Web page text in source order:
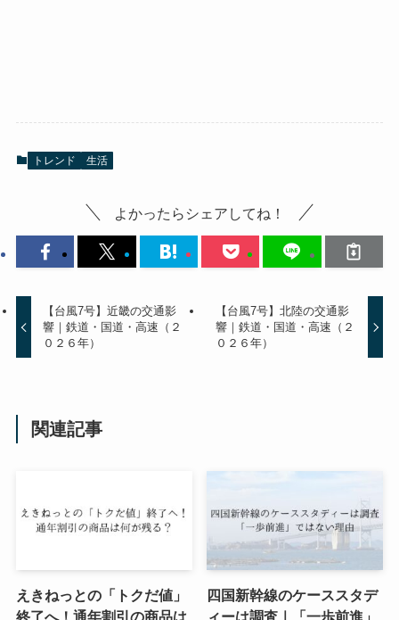
トレンド 生活
よかったらシェアしてね！
【台風7号】近畿の交通影
響｜鉄道・国道・高速（２
０２６年）
【台風7号】北陸の交通影
響｜鉄道・国道・高速（２
０２６年）
関連記事
えきねっとの「トクだ値」
終了へ！通年割引の商品は
四国新幹線のケーススタデ
ィーは調査｜「一歩前進」